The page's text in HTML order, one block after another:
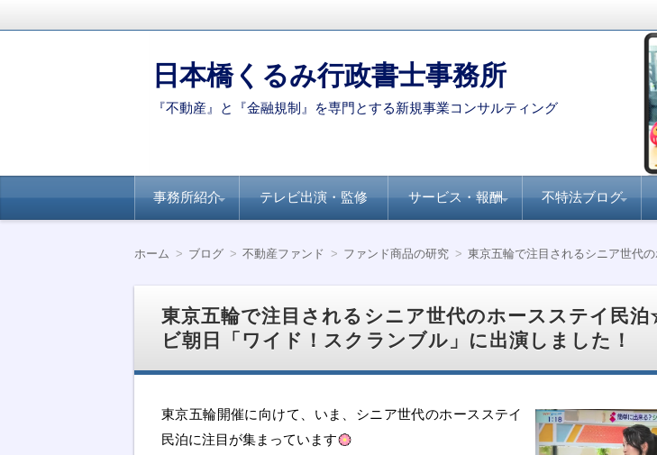
日本橋くるみ行政書士事務所
『不動産』と『金融規制』を専門とする新規事業コンサルティング
ン
事務所紹介
掲載
住宅新聞－自治体
別のポイント
リタス『達人が伝
授』シリーズ
住宅新聞ー賃貸経
営に役立つ民泊知
テレビ出演・監修 サービス・報酬
選定する際のポイント
不特法ブログ
21『不動産特定共同事
業のすべて』
動産クラウドファンデ
ィング事業化のポイン
口化商品の研究』
ライセンス
計・マーケティング
ホーム ブログ 不動産ファンド ファンド商品の研究 東京五輪で注目されるシニア世代
東京五輪で注目されるシニア世代のホースステイ民
ビ朝日「ワイド！スクランブル」に出演しました！
東京五輪開催に向けて、いま、シニア世代のホースステイ
民泊に注目が集まっています